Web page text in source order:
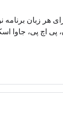
هر زبان
پی اچ پی، جاوا